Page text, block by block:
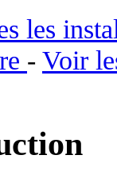
les
- Voir